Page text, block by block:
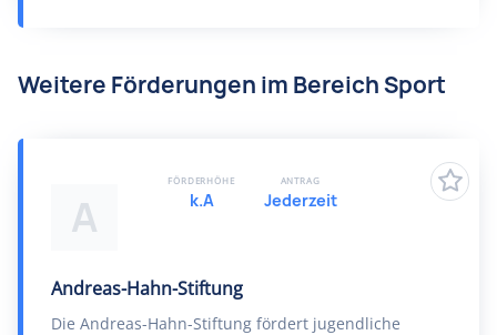
Weitere Förderungen im Bereich Sport
A
Andreas-Hahn-Stiftung
Die Andreas-Hahn-Stiftung fördert jugendliche
FÖRDERHÖHE
k.A
ANTRAG
Jederzeit